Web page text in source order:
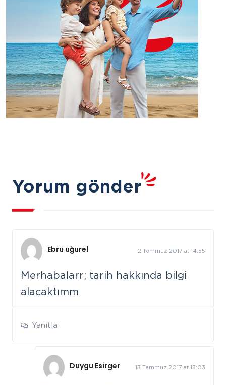
Yorum gönder
Ebru uğurel 2 Temmuz 2017 at 14:55
Merhabalarr; tarih hakkında bilgi
alacaktımm
Yanıtla
Duygu Esirger 13 Temmuz 2017 at 13:03